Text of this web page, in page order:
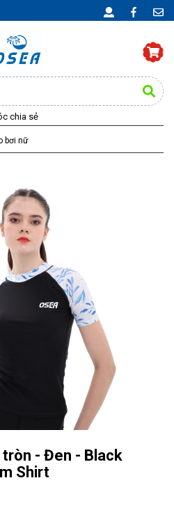
chia sẻ
bơi nữ
- Đen - Black
Shirt